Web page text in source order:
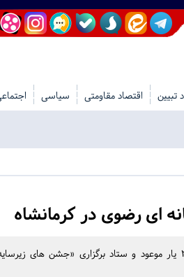
تبیین اقتصاد مقاومتی سیاسی
ای رضوی در کرمانشاه
نخستین جشنواره ی رسانه ای رضوی به همت مجموعه فرهنگی 313 یار موعود و ستاد برگزاری